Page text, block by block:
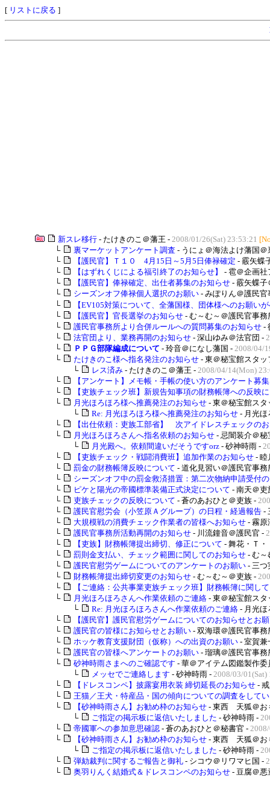
[ リストに戻る ]
新スレ移行 - たけきのこ＠藩王 - 2008/01/26(Sat) 23:53:21
└
裏マーケットアンケート調査 - うにょ＠海法よけ藩国
└
【護民官】Ｔ１０ 4月15日～5月5日俸禄確定 - 霰矢蝶
└
【はずれくじによる福引終了のお知らせ】
- 雹＠企画
└
【護民官】俸禄確定、出仕者募集のお知らせ - 霰矢蝶
└
シーズンオフ俸禄個人選択のお願い - みぽりん＠護民
└
【EV105対策について、全藩国様、団体様へのお願い
└
【護民官】官長選挙のお知らせ - む～む～＠護民官事
└
護民官事務所より合併ルールへの質問募集のお知らせ -
└
法官団より、業務再開のお知らせ - 深山ゆみ＠法官団 -
└
ＰＰＧ部隊編成について - 玲音＠になし藩国 - 2008/04/
└
たけきのこ様へ指名発注のお知らせ - 東＠秘宝館スタ
└
レス済み - たけきのこ＠藩王 - 2008/04/14(Mon)
└
【アンケート】メモ帳・手帳の使い方のアンケート募集
└
【吏族チェック班】新規告知事項の財務帳簿への反映に
└
月光ほろほろ様へ推薦発注のお知らせ - 東＠秘宝館ス
└
Re: 月光ほろほろ様へ推薦発注のお知らせ - 月光
└
【出仕依頼：吏族工部省】 次アイドレスチェックのお
└
月光ほろほろさんへ指名依頼のお知らせ - 忌闇装介＠
└
月光殿へ。依頼間違いだそうですorz - 砂神時雨 -
└
【吏族チェック・戦闘消費班】追加作業のお知らせ - 睦
└
罰金の財務帳簿反映について - 道化見習い＠護民官事
└
シーズンオフ中の罰金救済措置：第二次物納申請受付の
└
ピケと陽光の帝國標準装備正式決定について - 南天＠
└
吏族チェックの反映について - 蒼のあおひと＠吏族 -
└
護民官慰労会（小笠原Ａグループ）の日程・経過報告 -
└
大規模戦の消費チェック作業者の皆様へお知らせ - 霧
└
護民官事務所活動再開のお知らせ - 川流鐘音＠護民官 -
└
【吏族】財務帳簿提出締切、修正について - 舞花・Ｔ
└
罰則金支払い、チェック範囲に関してのお知らせ - む
└
護民官慰労ゲームについてのアンケートのお願い - 三
└
財務帳簿提出締切変更のお知らせ - む～む～＠吏族 -
└
【ご連絡：公共事業吏族チェック班】財務帳簿に関して
└
月光ほろほろさんへ作業依頼のご連絡 - 東＠秘宝館ス
└
Re: 月光ほろほろさんへ作業依頼のご連絡 - 月光
└
【護民官】護民官慰労ゲームについてのお知らせとお願
└
護民官の皆様にお知らせとお願い - 双海環＠護民官事
└
ホッケ教育支援財団（仮称）への出資のお願い - 室賀
└
護民官の皆様へアンケートのお願い - 瑠璃＠護民官事
└
砂神時雨さまへのご確認です - 華＠アイテム図鑑製作
└
メッセでご連絡します - 砂神時雨 - 2008/03/01(Sat)
└
【ドレスコンペ】披露宴用衣装 締切延長のお知らせ -
└
王猫／王犬・特産品・国の傾向についての調査をしてい
└
【砂神時雨さん】お勧め枠のお知らせ - 東西 天狐＠お
└
ご指定の掲示板に返信いたしました - 砂神時雨 -
└
帝國軍への参加意思確認 - 蒼のあおひと＠秘書官 -
└
【砂神時雨さん】お勧め枠のお知らせ - 東西 天狐＠お
└
ご指定の掲示板に返信いたしました - 砂神時雨 -
└
弾劾裁判に関するご報告と御礼 - シコウ＠リワマヒ国 -
└
奥羽りんく結婚式＆ドレスコンペのお知らせ - 豆腐＠